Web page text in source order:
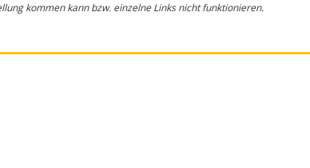
kommen kann bzw. einzelne Links nicht funktionieren.